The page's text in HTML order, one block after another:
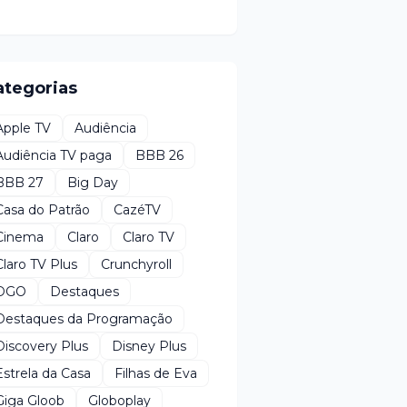
TV
Audiência
TV paga
BBB 26
27
Big Day
do Patrão
CazéTV
Claro
Claro TV
TV Plus
Crunchyroll
Destaques
da Programação
Plus
Disney Plus
da Casa
Filhas de Eva
Gloob
Globoplay